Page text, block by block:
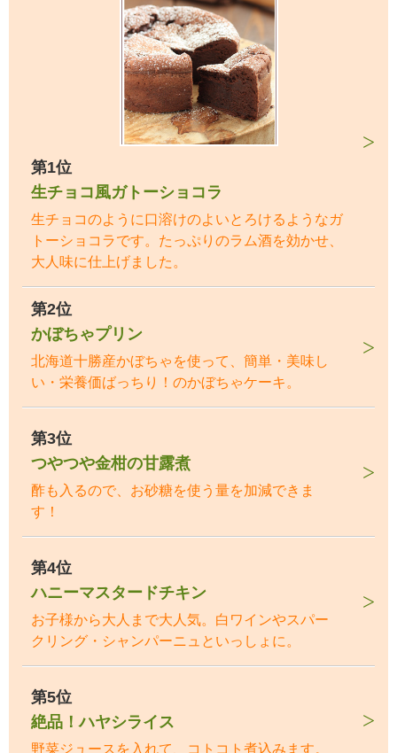
第1位
生チョコ風ガトーショコラ
生チョコのように口溶けのよいとろけるようなガ
トーショコラです。たっぷりのラム酒を効かせ、
大人味に仕上げました。
第2位
かぼちゃプリン
北海道十勝産かぼちゃを使って、簡単・美味し
い・栄養価ばっちり！のかぼちゃケーキ。
第3位
つやつや金柑の甘露煮
酢も入るので、お砂糖を使う量を加減できま
す！
第4位
ハニーマスタードチキン
お子様から大人まで大人気。白ワインやスパー
クリング・シャンパーニュといっしょに。
第5位
絶品！ハヤシライス
野菜ジュースを入れて、コトコト煮込みます。